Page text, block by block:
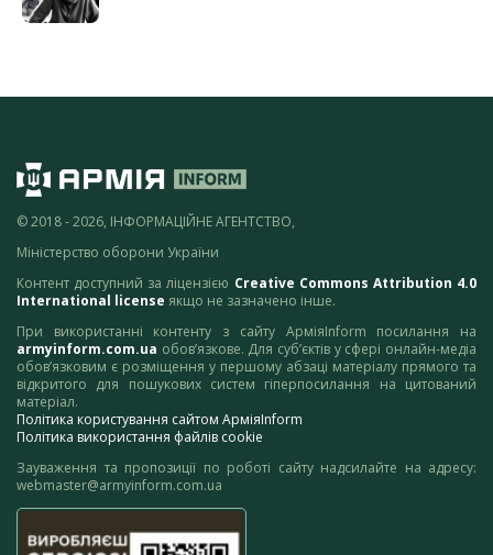
© 2018 - 2026, ІНФОРМАЦІЙНЕ АГЕНТСТВО,
Міністерство оборони України
Контент доступний за ліцензією Creative Commons Attribution 4.0
International license якщо не зазначено інше.
При використанні контенту з сайту АрміяInform посилання на
armyinform.com.ua обов’язкове. Для суб’єктів у сфері онлайн-медіа
обов’язковим є розміщення у першому абзаці матеріалу прямого та
відкритого для пошукових систем гіперпосилання на цитований
матеріал.
Політика користування сайтом АрміяInform
Політика використання файлів cookie
Зауваження та пропозиції по роботі сайту надсилайте на адресу:
webmaster@armyinform.com.ua